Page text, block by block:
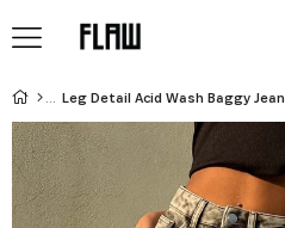
Leg Detail Acid Wash Baggy Jean